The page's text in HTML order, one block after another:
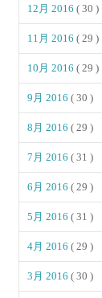
12月 2016( 30 )
11月 2016( 29 )
10月 2016( 29 )
9月 2016( 30 )
8月 2016( 29 )
7月 2016( 31 )
6月 2016( 29 )
5月 2016( 31 )
4月 2016( 29 )
3月 2016( 30 )